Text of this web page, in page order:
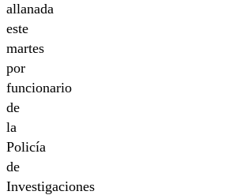
allanada
este
martes
por
funcionario
de
la
Policía
de
Investigaciones